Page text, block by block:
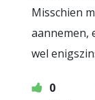
Misschien
aannemen,
wel
0